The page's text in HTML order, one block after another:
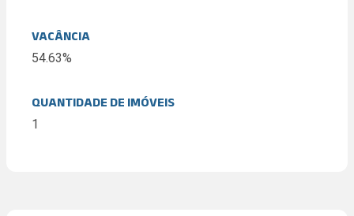
VACÂNCIA
54.63%
QUANTIDADE DE IMÓVEIS
1